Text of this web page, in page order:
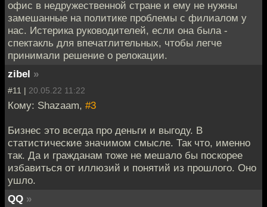
офис в недружественной стране и ему не нужны
замешанные на политике проблемы с филиалом у
нас. Истерика руководителей, если она была -
спектакль для впечатлительных, чтобы легче
принимали решение о релокации.
zibel »
#11 | 20.05.22 11:22
Кому: Shazaam, #3
Бизнес это всегда про деньги и выгоду. В
статистические значимом смысле. Так что, именно
так. Да и гражданам тоже не мешало бы поскорее
избавиться от иллюзий и понятий из прошлого. Оно
ушло.
QQ »